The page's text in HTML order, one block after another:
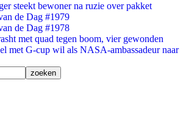
steekt bewoner na ruzie over pakket
de Dag #1979
de Dag #1978
met quad tegen boom, vier gewonden
met G-cup wil als NASA-ambassadeur naar